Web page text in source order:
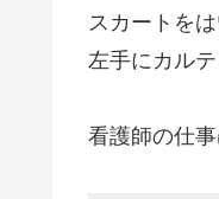
スカートを
左手にカル
看護師の仕事